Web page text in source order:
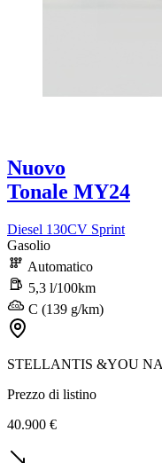
Nuovo
Tonale MY24
Diesel 130CV Sprint
Gasolio
Automatico
5,3 l/100km
C (139 g/km)
STELLANTIS &YOU
Prezzo di listino
40.900 €